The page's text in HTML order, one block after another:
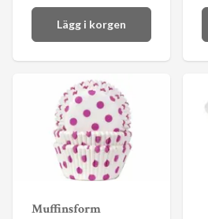
Lägg i korgen
Muffinsform